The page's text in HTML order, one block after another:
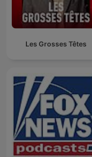
Les Grosses Têtes